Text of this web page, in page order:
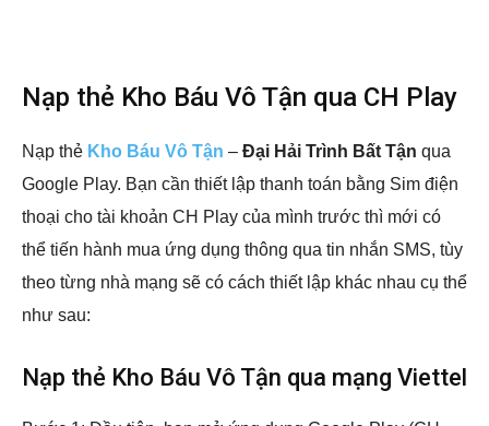
Nạp thẻ Kho Báu Vô Tận qua CH Play
Nạp thẻ Kho Báu Vô Tận – Đại Hải Trình Bất Tận qua
Google Play. Bạn cần thiết lập thanh toán bằng Sim điện
thoại cho tài khoản CH Play của mình trước thì mới có
thể tiến hành mua ứng dụng thông qua tin nhắn SMS, tùy
theo từng nhà mạng sẽ có cách thiết lập khác nhau cụ thể
như sau:
Nạp thẻ Kho Báu Vô Tận qua mạng Viettel